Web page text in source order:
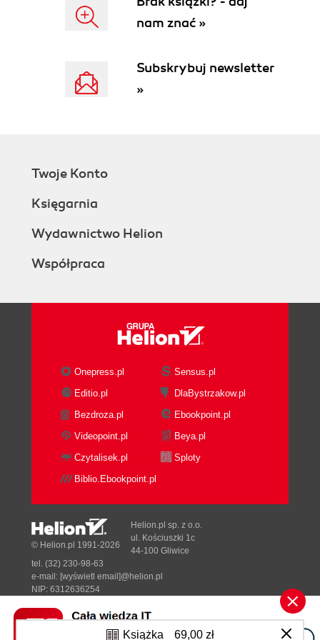
tost codzienny (42)
tosty podwojnie francuskie z creme brulee oraz
tost z sałatką z grillowanego łososia teriyaki i
ogorka (46)
arbuzowa caprese z serem halloumi na kuskusie
bakłażan zapiekany w sosie pomidorowym (123)
bakłażan z sosem miętowym i jogurtem (126)
brukselka i tofu z makaronem soba (174)
dobrotliwa sałatka z jarmużem, komosą, awokado
i ze szparagami (113)
falafelki (197)
faworki z kurczaka (178)
focaccia z czosnkiem niedźwiedzim i kwiatami
cukinii (133)
gryczane naleśniki z brukselką i cieciorką (187)
hiszpańska bagietka Sylwii i Jareckiego (221)
humus (194)
jesienna sałatka (104)
kalafiorowy chowder z krewetkami (148)
kanapka Bunn Mi z chrupką kaczką i colesław po
wietnamsku (218)
kasza gryczana z pesto i parmezanem (188)
kokosowy pilaw z zielonymi warzywami (172)
Książka 69,00 zł
nam znać »
Subskrybuj newsletter
»
Twoje Konto
Księgarnia
Wydawnictwo Helion
Współpraca
Onepress.pl
Sensus.pl
Editio.pl
DlaBystrzakow.pl
Bezdroza.pl
Ebookpoint.pl
Videopoint.pl
Beya.pl
Czytalisek.pl
Sploty
Biblio.Ebookpoint.pl
Designed with ♥ byTonik.pl
© Helion.pl 1991-2026
Helion.pl sp. z o.o.
ul. Kościuszki 1c
44-100 Gliwice
tel. (32) 230-98-63
e-mail: [wyświetl email]@helion.pl
NIP: 6312636254